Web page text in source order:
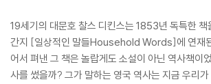
19세기의 대문호 찰스 디킨스는 1853년 독특한 책
간지 [일상적인 말들Household Words]에 연재
어서 펴낸 그 책은 놀랍게도 소설이 아닌 역사책이
사를 썼을까? 그가 말하는 영국 역사는 지금 우리